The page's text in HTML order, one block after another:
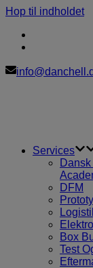
Hop til indholdet
Services
DFM
Box
Test